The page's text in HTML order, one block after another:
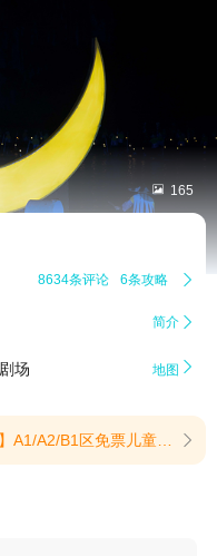
 165
8634条评论 6条攻略 
简介 
场 地图 
必将儿童票与成人票合并下单（即同一订单内购买）；3、A1/A2/B1区儿童票为移动座椅，仅限已购买同区域成人票的观众加购，儿童无独立固定座位，须随成人同区就座；4、1.2米以下免票儿童不占座，可免费提供儿童座椅，如需正座请另购成人票。(提示有效期2025/10/21至2026/12/31) 